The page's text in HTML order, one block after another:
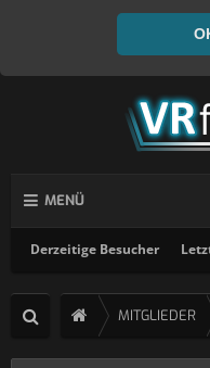
MENÜ
Derzeitige Besucher
MITGLIEDER